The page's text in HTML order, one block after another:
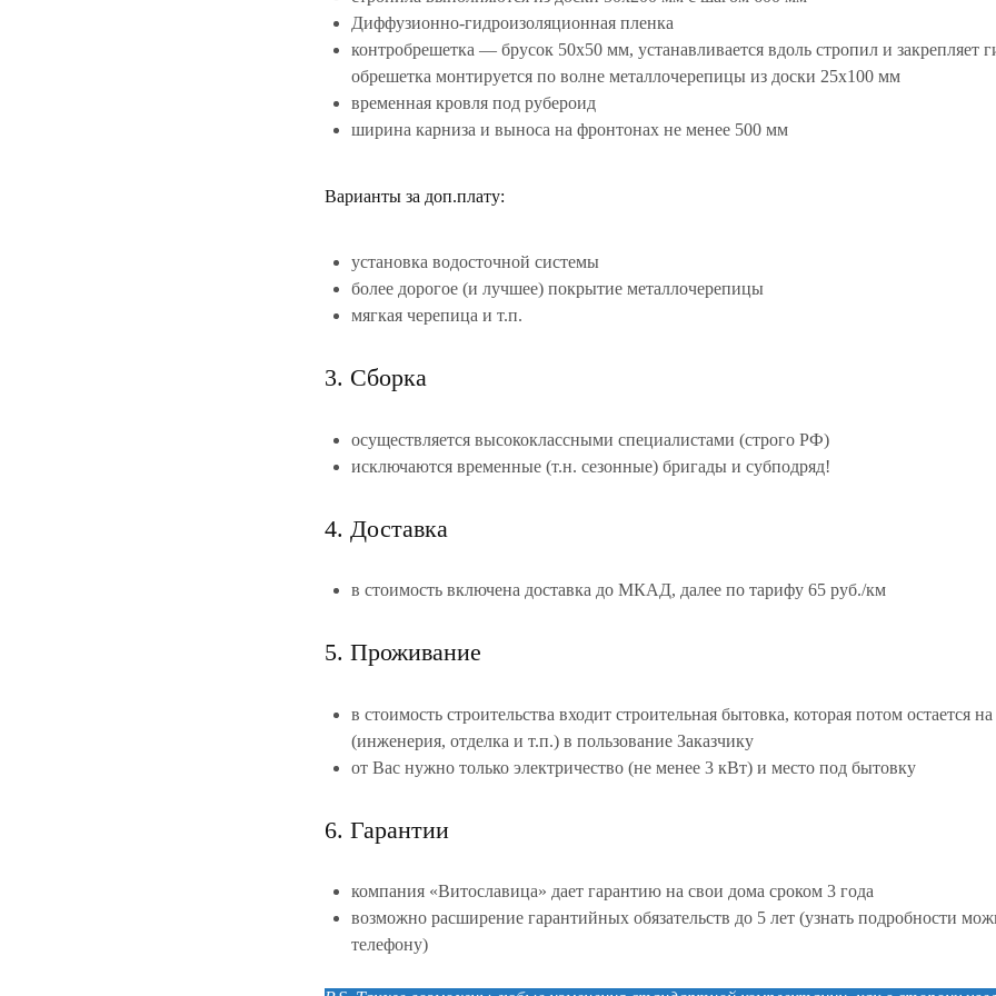
Диффузионно-гидроизоляционная пленка
контробрешетка — брусок 50х50 мм, устанавливается вдоль стропил и закрепляет
обрешетка монтируется по волне металлочерепицы из доски 25х100 мм
временная кровля под рубероид
ширина карниза и выноса на фронтонах не менее 500 мм
Варианты за доп.плату:
установка водосточной системы
более дорогое (и лучшее) покрытие металлочерепицы
мягкая черепица и т.п.
3. Сборка
осуществляется высококлассными специалистами (строго РФ)
исключаются временные (т.н. сезонные) бригады и субподряд!
4. Доставка
в стоимость включена доставка до МКАД, далее по тарифу 65 руб./км
5. Проживание
в стоимость строительства входит строительная бытовка, которая потом остается
(инженерия, отделка и т.п.) в пользование Заказчику
от Вас нужно только электричество (не менее 3 кВт) и место под бытовку
6. Гарантии
компания «Витославица» дает гарантию на свои дома сроком 3 года
возможно расширение гарантийных обязательств до 5 лет (узнать подробности
телефону)